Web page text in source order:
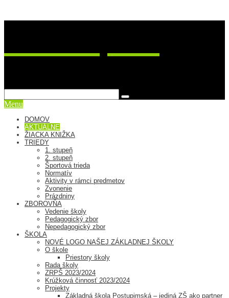
Menu
DOMOV
AKTUÁLNE
ŽIACKA KNIŽKA
TRIEDY
1. stupeň
2. stupeň
Športová trieda
Normatív
Aktivity v rámci predmetov
Zvonenie
Prázdniny
ZBOROVŇA
Vedenie školy
Pedagogický zbor
Nepedagogický zbor
ŠKOLA
NOVÉ LOGO NAŠEJ ZÁKLADNEJ ŠKOLY
O škole
Priestory školy
Rada školy
ZRPŠ 2023/2024
Krúžková činnosť 2023/2024
Projekty
Základná škola Postupimská – jediná ZŠ ako partner